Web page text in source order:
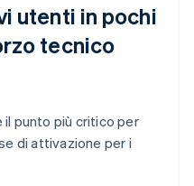
utenti in pochi
tecnico
punto più critico per
di attivazione per i